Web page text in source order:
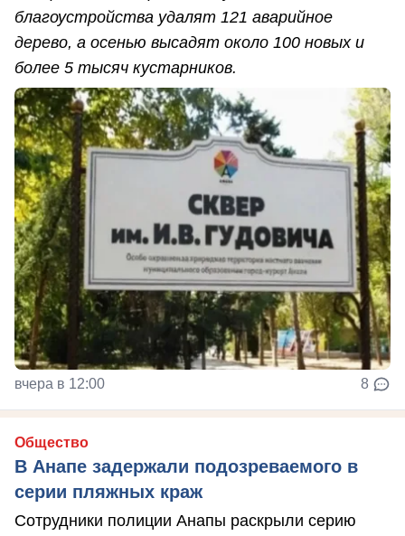
благоустройства удалят 121 аварийное
дерево, а осенью высадят около 100 новых и
более 5 тысяч кустарников.
вчера в 12:00 8
Общество
В Анапе задержали подозреваемого в
серии пляжных краж
Сотрудники полиции Анапы раскрыли серию